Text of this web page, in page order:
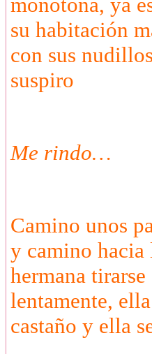
su habitación
con sus
suspiro
Me rindo…
Camino unos
y camino
hermana
lentamente,
castaño y ella